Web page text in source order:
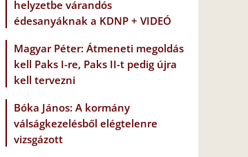
helyzetbe várandós
édesanyáknak a KDNP + VIDEÓ
Magyar Péter: Átmeneti megoldás
kell Paks I-re, Paks II-t pedig újra
kell tervezni
Bóka János: A kormány
válságkezelésből elégtelenre
vizsgázott